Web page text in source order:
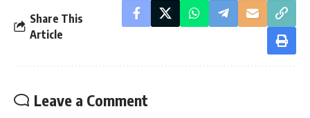
Share This
Article
Leave a Comment